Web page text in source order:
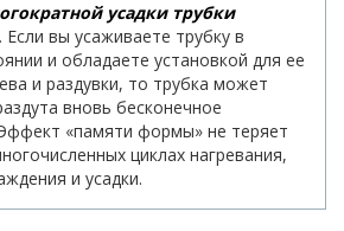
усадки трубки
Если вы усаживаете трубку в
и обладаете установкой для ее
и раздувки, то трубка может
вновь бесконечное
«памяти формы» не теряет
циклах нагревания,
и усадки.